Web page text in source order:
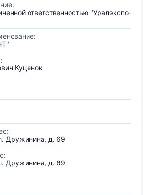
ответственностью "Уралэкспо-
Куценок
Дружинина, д. 69
Дружинина, д. 69